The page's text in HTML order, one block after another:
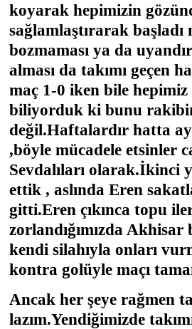
koyarak hepimizin
sağlamlaştırarak başladı
bozmaması ya da
alması da takımı geçen
maç 1-0 iken bile hepimiz
biliyorduk ki bunu
değil.Haftalardır hatta
,böyle mücadele etsinler
Sevdalıları olarak.İkinci
ettik , aslında Eren
gitti.Eren çıkınca topu
zorlandığımızda
kendi silahıyla onları
kontra golüyle maçı
Ancak her şeye rağmen
lazım.Yendiğimizde